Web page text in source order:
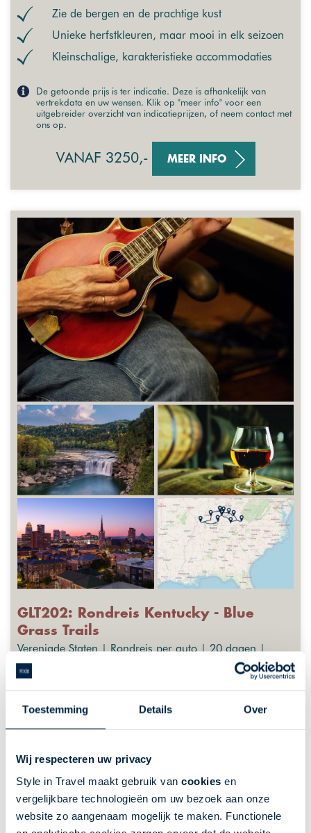
Toestemming Details Over
Wij respecteren uw privacy
Style in Travel maakt gebruik van cookies en
vergelijkbare technologieën om uw bezoek aan onze
website zo aangenaam mogelijk te maken. Functionele
Zie de bergen en de prachtige kust
Unieke herfstkleuren, maar mooi in elk seizoen
Kleinschalige, karakteristieke accommodaties
De getoonde prijs is ter indicatie. Deze is afhankelijk van
vertrekdata en uw wensen. Klik op "meer info" voor een
uitgebreider overzicht van indicatieprijzen, of neem contact met
ons op.
VANAF 3250,- MEER INFO
GLT202: Rondreis Kentucky - Blue
Grass Trails
Verenigde Staten | Rondreis per auto | 20 dagen |
Deep South USA | 19 nacht(en) of langer
Paardensport in Lexington
Bourbon Trail
Historische steden, zoals Bardstown